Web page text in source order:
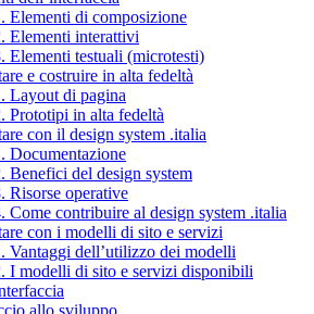
Elementi di composizione
Elementi interattivi
Elementi testuali (microtesti)
e costruire in alta fedeltà
Layout di pagina
Prototipi in alta fedeltà
con il design system .italia
Documentazione
Benefici del design system
Risorse operative
Come contribuire al design system .italia
con i modelli di sito e servizi
Vantaggi dell’utilizzo dei modelli
I modelli di sito e servizi disponibili
allo sviluppo